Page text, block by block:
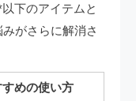
下のアイテムと
がさらに解消さ
すめの使い方